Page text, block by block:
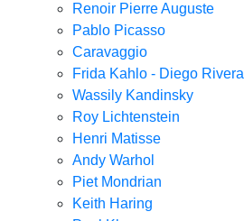
Renoir Pierre Auguste
Pablo Picasso
Caravaggio
Frida Kahlo - Diego Rivera
Wassily Kandinsky
Roy Lichtenstein
Henri Matisse
Andy Warhol
Piet Mondrian
Keith Haring